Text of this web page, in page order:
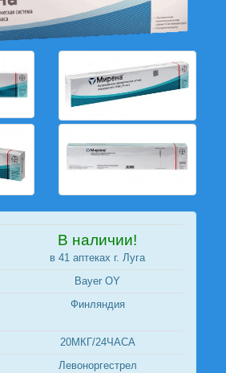
В наличии!
в 41 аптеках г. Луга
Bayer OY
Финляндия
20МКГ/24ЧАСА
Левоноргестрел